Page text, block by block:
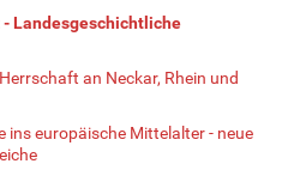
Landesgeschichtliche
an Neckar, Rhein und
ins europäische Mittelalter - neue